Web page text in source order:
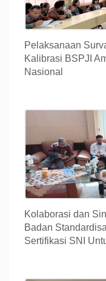
Pelaksanaan
Kalibrasi BSPJI
Nasional
Kolaborasi dan
Badan
Sertifikasi SNI